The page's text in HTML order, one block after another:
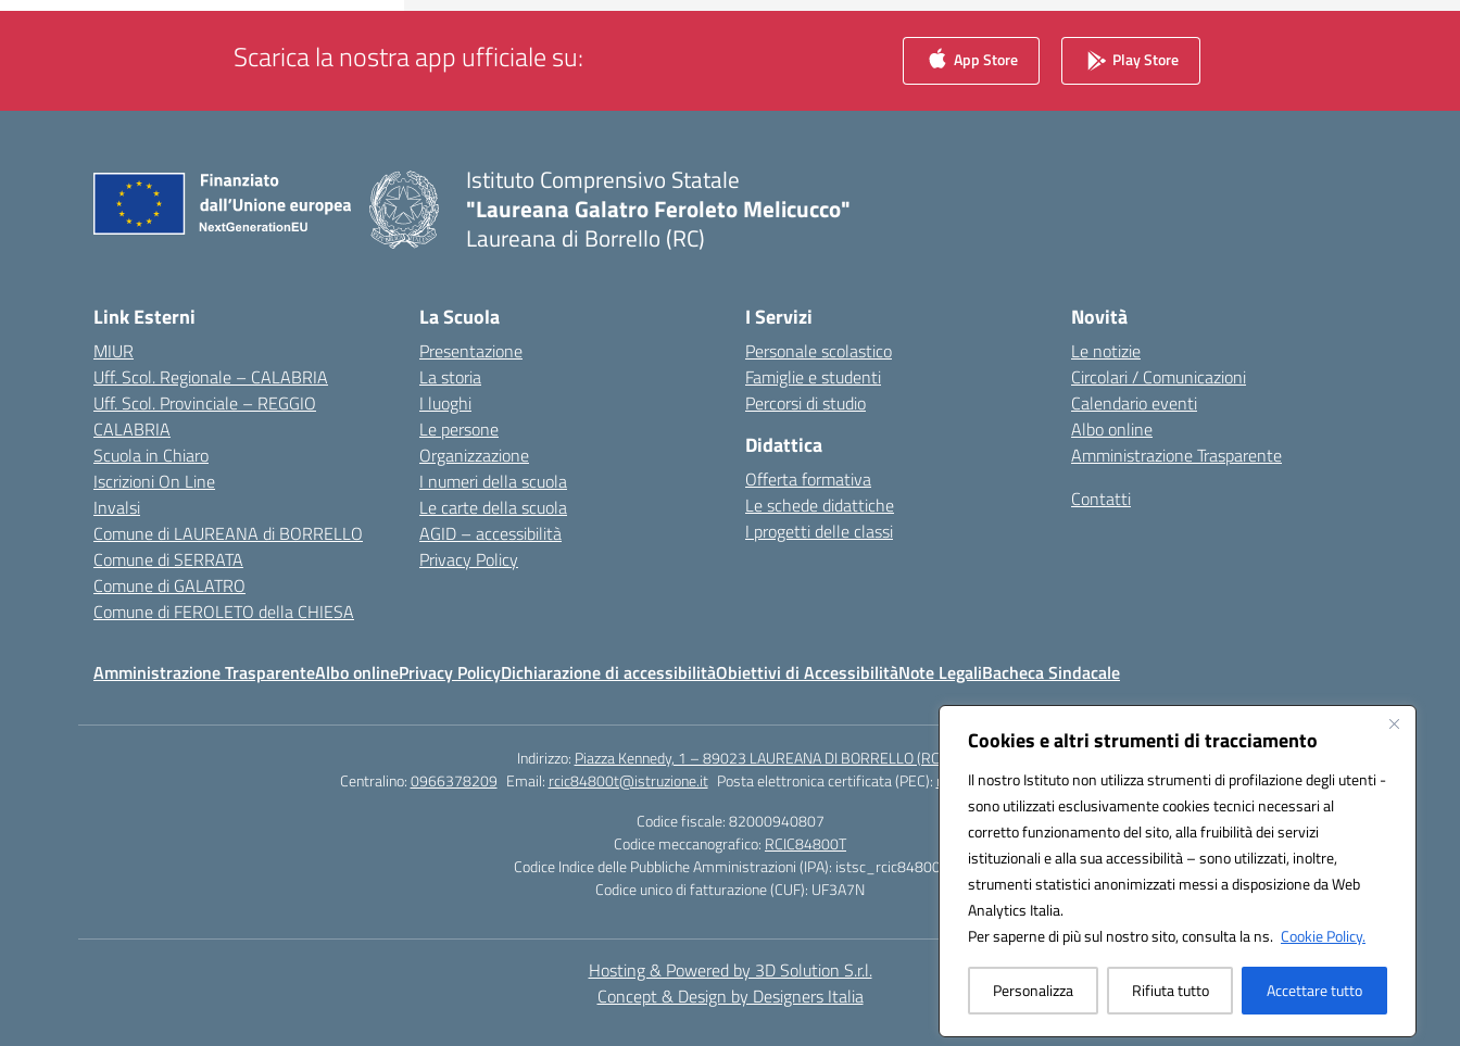
Cookies e altri strumenti di tracciamento
Il nostro Istituto non utilizza strumenti di profilazione degli utenti -
sono utilizzati esclusivamente cookies tecnici necessari al
corretto funzionamento del sito, alla fruibilità dei servizi
istituzionali e alla sua accessibilità – sono utilizzati, inoltre,
strumenti statistici anonimizzati messi a disposizione da Web
Analytics Italia.
Per saperne di più sul nostro sito, consulta la ns. Cookie Policy.
Personalizza Rifiuta tutto Accettare tutto
Scarica la nostra app ufficiale su: App Store Play Store
Istituto Comprensivo Statale
"Laureana Galatro Feroleto Melicucco"
Laureana di Borrello (RC)
Link Esterni
MIUR
Uff. Scol. Regionale – CALABRIA
Uff. Scol. Provinciale – REGGIO
CALABRIA
Scuola in Chiaro
Iscrizioni On Line
Invalsi
Comune di LAUREANA di BORRELLO
Comune di SERRATA
Comune di GALATRO
Comune di FEROLETO della CHIESA
La Scuola
Presentazione
La storia
I luoghi
Le persone
Organizzazione
I numeri della scuola
Le carte della scuola
AGID – accessibilità
Privacy Policy
I Servizi
Personale scolastico
Famiglie e studenti
Percorsi di studio
Didattica
Offerta formativa
Le schede didattiche
I progetti delle classi
Novità
Le notizie
Circolari / Comunicazioni
Calendario eventi
Albo online
Amministrazione Trasparente
Contatti
Amministrazione TrasparenteAlbo onlinePrivacy PolicyDichiarazione di accessibilitàObiettivi di AccessibilitàNote LegaliBacheca Sindacale
Indirizzo: Piazza Kennedy, 1 – 89023 LAUREANA DI BORRELLO (RC)
Centralino:0966378209 Email: rcic84800t@istruzione.it Posta elettronica certificata (PEC): rcic84800t@pec.istruzione.it
Codice fiscale: 82000940807
Codice meccanografico: RCIC84800T
Codice Indice delle Pubbliche Amministrazioni (IPA): istsc_rcic84800t
Codice unico di fatturazione (CUF): UF3A7N
Hosting & Powered by 3D Solution S.r.l.
Concept & Design by Designers Italia